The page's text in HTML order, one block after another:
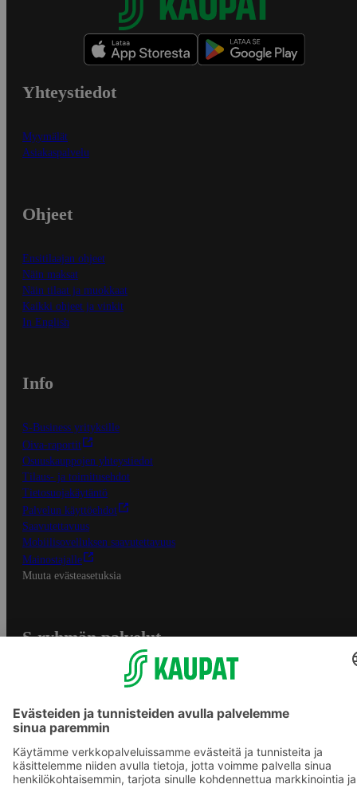
Yhteystiedot
Myymälät
Asiakaspalvelu
Ohjeet
Ensitilaajan ohjeet
Näin maksat
Näin tilaat ja muokkaat
Kaikki ohjeet ja vinkit
In English
Info
S-Business yrityksille
Oiva-raportit
Osuuskauppojen yhteystiedot
Tilaus- ja toimitusehdot
Tietosuojakäytäntö
Palvelun käyttöehdot
Saavutettavuus
Mobiilisovelluksen saavutettavuus
Mainostajalle
Muuta evästeasetuksia
S-ryhmän palvelut
Yhteishyvä Ruoka -sovellus
S-ostoslista -sovellus
Prisma.fi
Sokos.fi